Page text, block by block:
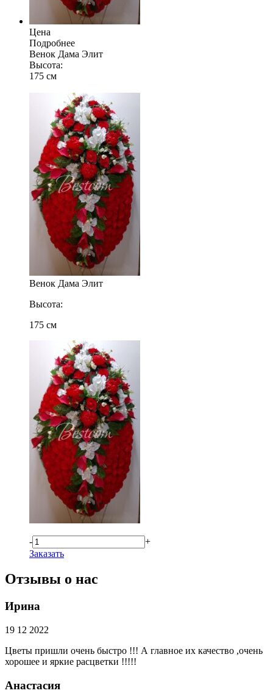
Цена
Подробнее
Венок Дама Элит
Высота:
175 см
Венок Дама Элит
Высота:
175 см
-
+
Заказать
Отзывы о нас
Ирина
19 12 2022
Цветы пришли очень быстро !!! А главное их качество ,очень
хорошее и яркие расцветки !!!!!
Анастасия